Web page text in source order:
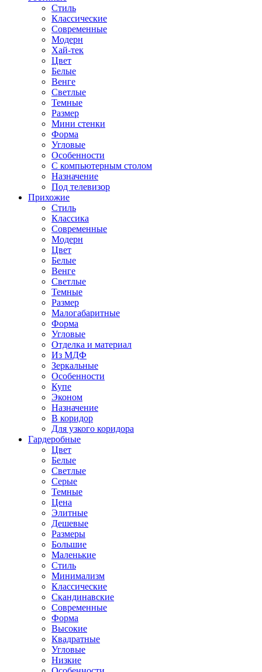
Стиль
Классические
Современные
Модерн
Хай-тек
Цвет
Белые
Венге
Светлые
Темные
Размер
Мини стенки
Форма
Угловые
Особенности
С компьютерным столом
Назначение
Под телевизор
Прихожие
Стиль
Классика
Современные
Модерн
Цвет
Белые
Венге
Светлые
Темные
Размер
Малогабаритные
Форма
Угловые
Отделка и материал
Из МДФ
Зеркальные
Особенности
Купе
Эконом
Назначение
В коридор
Для узкого коридора
Гардеробные
Цвет
Белые
Светлые
Серые
Темные
Цена
Элитные
Дешевые
Размеры
Большие
Маленькие
Стиль
Минимализм
Классические
Скандинавские
Современные
Форма
Высокие
Квадратные
Угловые
Низкие